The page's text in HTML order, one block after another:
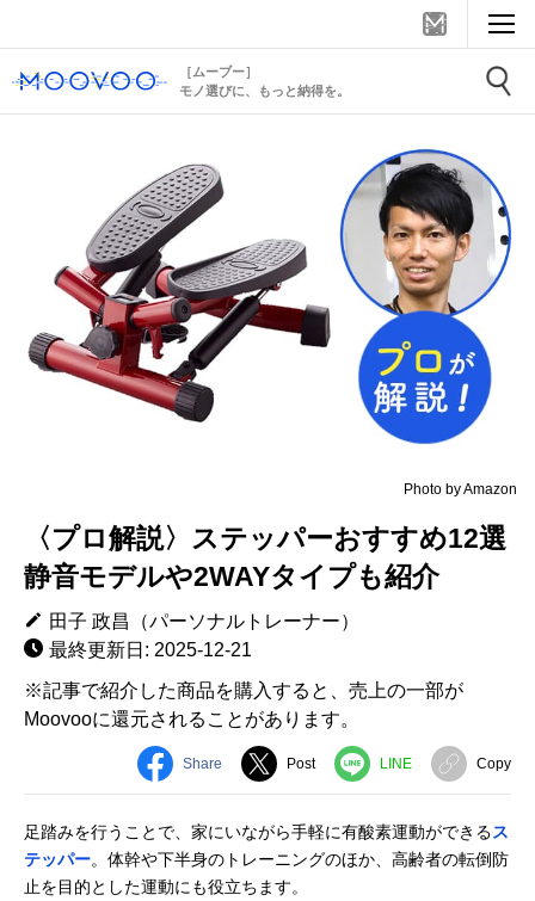
［ムーブー］
モノ選びに、もっと納得を。
Photo by Amazon
〈プロ解説〉ステッパーおすすめ12選
静音モデルや2WAYタイプも紹介
田子 政昌（パーソナルトレーナー）
最終更新日: 2025-12-21
※記事で紹介した商品を購入すると、売上の一部が
Moovooに還元されることがあります。
Share Post LINE Copy
足踏みを行うことで、家にいながら手軽に有酸素運動ができるス
テッパー。体幹や下半身のトレーニングのほか、高齢者の転倒防
止を目的とした運動にも役立ちます。